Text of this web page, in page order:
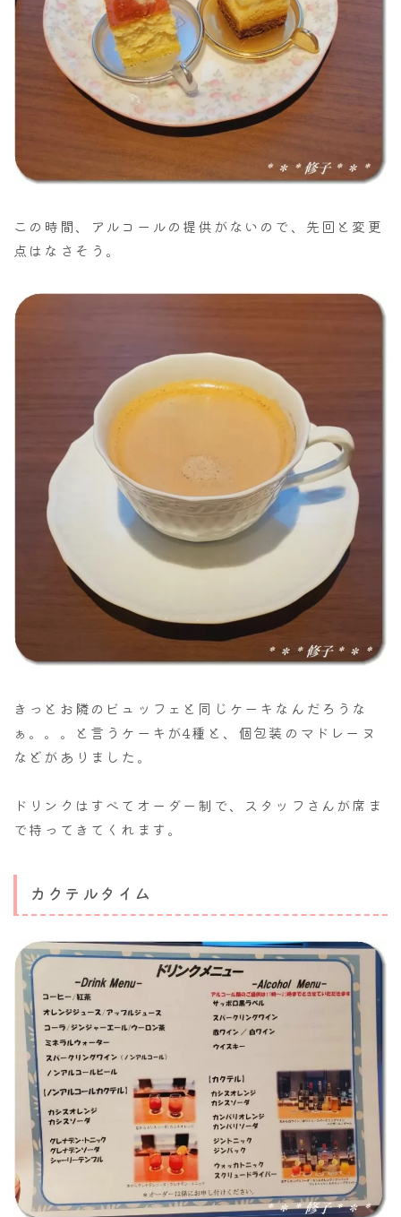
この時間、アルコールの提供がないので、先回と変更
点はなさそう。
きっとお隣のビュッフェと同じケーキなんだろうな
ぁ。。。と言うケーキが4種と、個包装のマドレーヌ
などがありました。
ドリンクはすべてオーダー制で、スタッフさんが席ま
で持ってきてくれます。
カクテルタイム